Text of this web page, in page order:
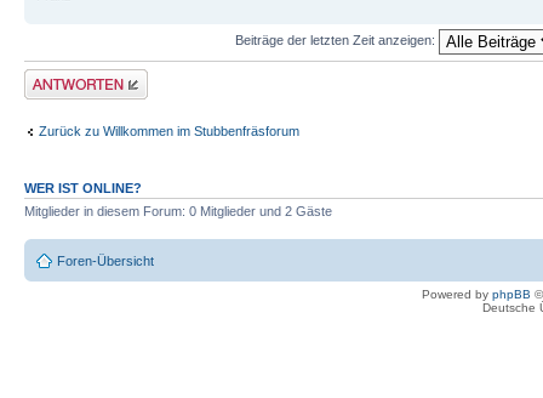
Beiträge der letzten Zeit anzeigen:
Antwort erstellen
Zurück zu Willkommen im Stubbenfräsforum
WER IST ONLINE?
Mitglieder in diesem Forum: 0 Mitglieder und 2 Gäste
Foren-Übersicht
Powered by phpBB
Deutsche